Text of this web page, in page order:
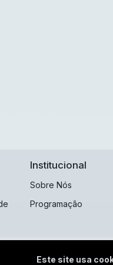
Institucional
Sobre Nós
Programação
- Todos os direitos
Este site usa